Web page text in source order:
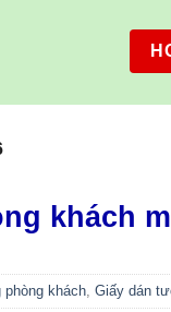
khách
khách, Giấy dán